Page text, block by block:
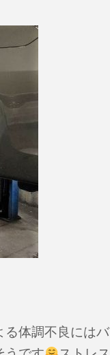
る体調不良にはバ